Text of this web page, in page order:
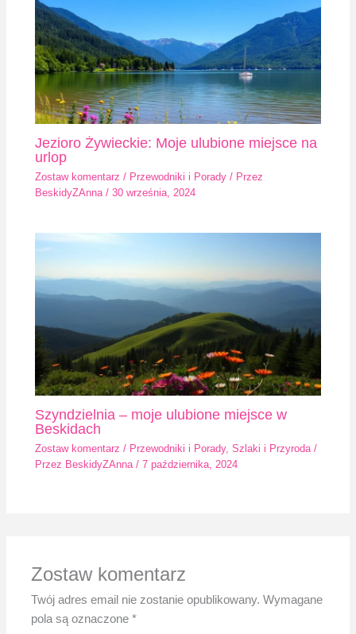
Jezioro Żywieckie: Moje ulubione miejsce na
urlop
Zostaw komentarz / Przewodniki i Porady / Przez
BeskidyZAnna/30 września, 2024
Szyndzielnia – moje ulubione miejsce w
Beskidach
Zostaw komentarz / Przewodniki i Porady,Szlaki i Przyroda/
Przez BeskidyZAnna/7 października, 2024
Zostaw komentarz
Twój adres email nie zostanie opublikowany. Wymagane
pola są oznaczone*